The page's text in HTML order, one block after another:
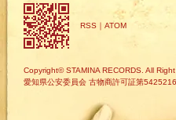
RSS ｜ ATOM
Copyright© STAMINA RECORDS. All Right
愛知県公安委員会 古物商許可証第